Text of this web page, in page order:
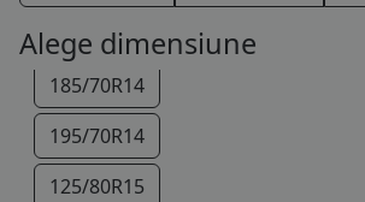
Alege dimensiune
185/65R14
185/70R14
195/70R14
125/80R15